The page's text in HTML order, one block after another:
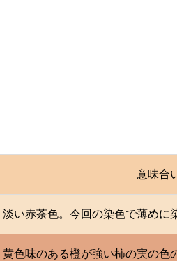
意味合い
淡い赤茶色。今回の染色で薄めに染
黄色味のある橙が強い柿の実の色の